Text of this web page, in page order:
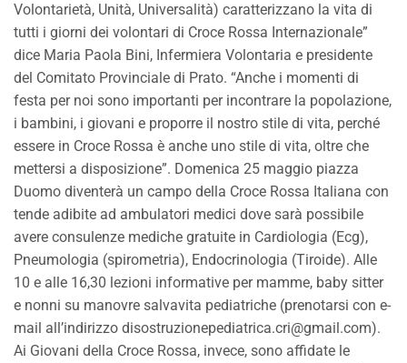
Volontarietà, Unità, Universalità) caratterizzano la vita di
tutti i giorni dei volontari di Croce Rossa Internazionale”
dice Maria Paola Bini, Infermiera Volontaria e presidente
del Comitato Provinciale di Prato. “Anche i momenti di
festa per noi sono importanti per incontrare la popolazione,
i bambini, i giovani e proporre il nostro stile di vita, perché
essere in Croce Rossa è anche uno stile di vita, oltre che
mettersi a disposizione”. Domenica 25 maggio piazza
Duomo diventerà un campo della Croce Rossa Italiana con
tende adibite ad ambulatori medici dove sarà possibile
avere consulenze mediche gratuite in Cardiologia (Ecg),
Pneumologia (spirometria), Endocrinologia (Tiroide). Alle
10 e alle 16,30 lezioni informative per mamme, baby sitter
e nonni su manovre salvavita pediatriche (prenotarsi con e-
mail all’indirizzo disostruzionepediatrica.cri@gmail.com).
Ai Giovani della Croce Rossa, invece, sono affidate le